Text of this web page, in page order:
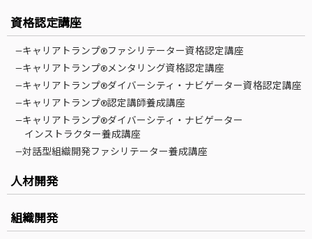
資格認定講座
—キャリアトランプ®ファシリテーター資格認定講座
—キャリアトランプ®メンタリング資格認定講座
—キャリアトランプ®ダイバーシティ・ナビゲーター資格認定講座
—キャリアトランプ®認定講師養成講座
—キャリアトランプ®ダイバーシティ・ナビゲーター
インストラクター養成講座
—対話型組織開発ファシリテーター養成講座
人材開発
組織開発